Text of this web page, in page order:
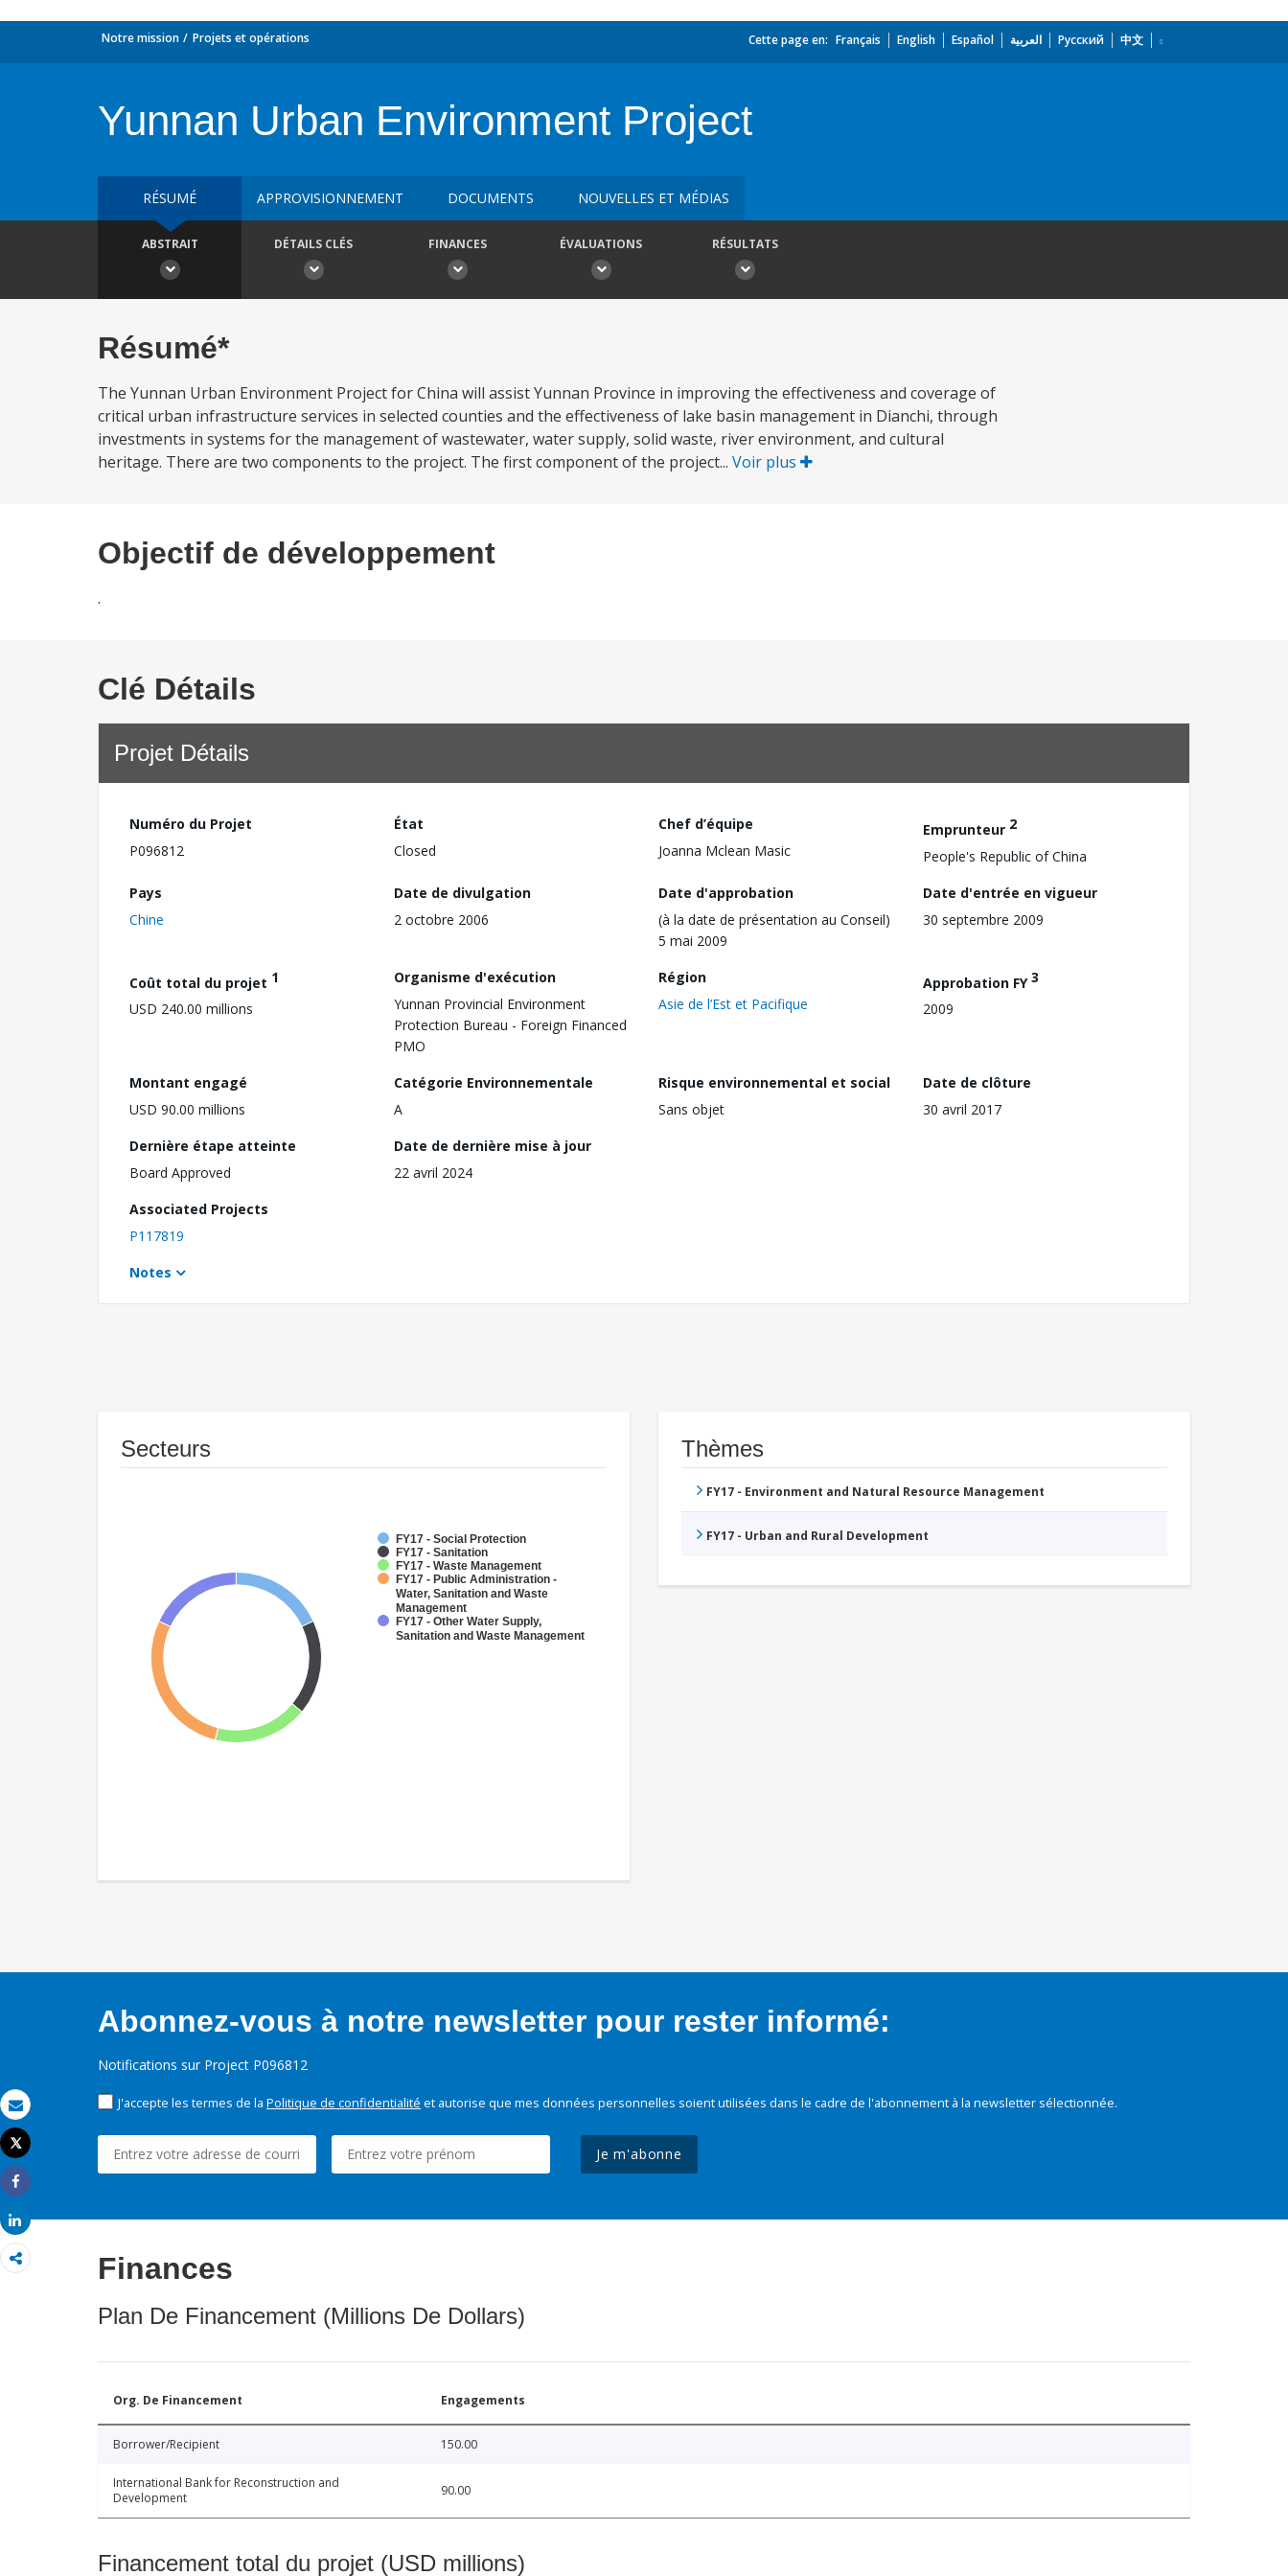
Email
Imprimer
Tweet
Share
Share
Notre mission Projets et opérations Cette page en: Français English Español العربية Русский 中文
Yunnan Urban Environment Project
RÉSUMÉ APPROVISIONNEMENT DOCUMENTS NOUVELLES ET MÉDIAS
ABSTRAIT DÉTAILS CLÉS FINANCES ÉVALUATIONS RÉSULTATS
Résumé*
The Yunnan Urban Environment Project for China will assist Yunnan Province in improving the effectiveness and coverage of
critical urban infrastructure services in selected counties and the effectiveness of lake basin management in Dianchi, through
investments in systems for the management of wastewater, water supply, solid waste, river environment, and cultural
heritage. There are two components to the project. The first component of the project... Voir plus
Objectif de développement
.
Clé Détails
Projet Détails
Numéro du Projet
P096812
État
Closed
Chef d’équipe
Joanna Mclean Masic
Emprunteur 2
People's Republic of China
Pays
Chine
Date de divulgation
2 octobre 2006
Date d'approbation
(à la date de présentation au Conseil)
5 mai 2009
Date d'entrée en vigueur
30 septembre 2009
Coût total du projet 1
USD 240.00 millions
Organisme d'exécution
Yunnan Provincial Environment
Protection Bureau - Foreign Financed
PMO
Région
Asie de l’Est et Pacifique
Approbation FY3
2009
Montant engagé
USD 90.00 millions
Catégorie Environnementale
A
Risque environnemental et social
Sans objet
Date de clôture
30 avril 2017
Dernière étape atteinte
Board Approved
Date de dernière mise à jour
22 avril 2024
Associated Projects
P117819
Notes
Secteurs
FY17 - Social Protection
FY17 - Sanitation
FY17 - Waste Management
FY17 - Public Administration -
Water, Sanitation and Waste
Management
FY17 - Other Water Supply,
Sanitation and Waste Management
Thèmes
FY17 - Environment and Natural Resource Management
FY17 - Urban and Rural Development
Abonnez-vous à notre newsletter pour rester informé:
Notifications sur Project P096812
J'accepte les termes de la Politique de confidentialité et autorise que mes données personnelles soient utilisées dans le cadre de l'abonnement à la newsletter sélectionnée.
Je m'abonne
Finances
Plan De Financement (Millions De Dollars)
Org. De Financement Engagements
Borrower/Recipient 150.00
International Bank for Reconstruction and
Development
90.00
Financement total du projet (USD millions)